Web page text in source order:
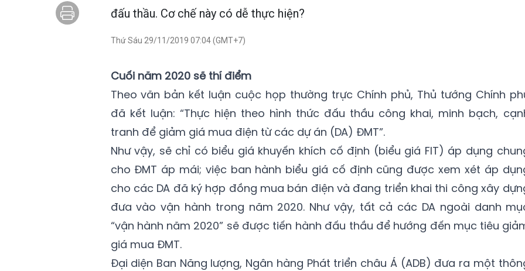
đấu thầu. Cơ chế này có dễ thực hiện?
Thứ Sáu 29/11/2019 07:04 (GMT+7)
Cuối năm 2020 sẽ thí điểm
Theo văn bản kết luận cuộc họp thường trực Chính phủ, Thủ tướng Chính
đã kết luận: “Thực hiện theo hình thức đấu thầu công khai, minh bạch,
tranh để giảm giá mua điện từ các dự án (DA) ĐMT”.
Như vậy, sẽ chỉ có biểu giá khuyến khích cố định (biểu giá FIT) áp dụng
cho ĐMT áp mái; việc ban hành biểu giá cố định cũng được xem xét áp
cho các DA đã ký hợp đồng mua bán điện và đang triển khai thi công xây
đưa vào vận hành trong năm 2020. Như vậy, tất cả các DA ngoài danh
“vận hành năm 2020” sẽ được tiến hành đấu thầu để hướng đến mục tiêu
giá mua ĐMT.
Đại diện Ban Năng lượng, Ngân hàng Phát triển châu Á (ADB) đưa ra một